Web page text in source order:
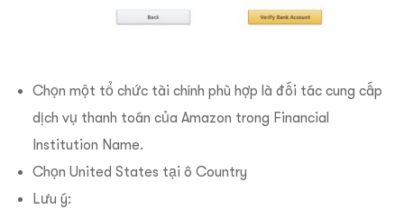
Chọn một tổ chức tài chính phù hợp là đối tác cung cấp
dịch vụ thanh toán của Amazon trong Financial
Institution Name.
Chọn United States tại ô Country
Lưu ý: